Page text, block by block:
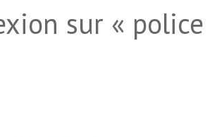
sur « police